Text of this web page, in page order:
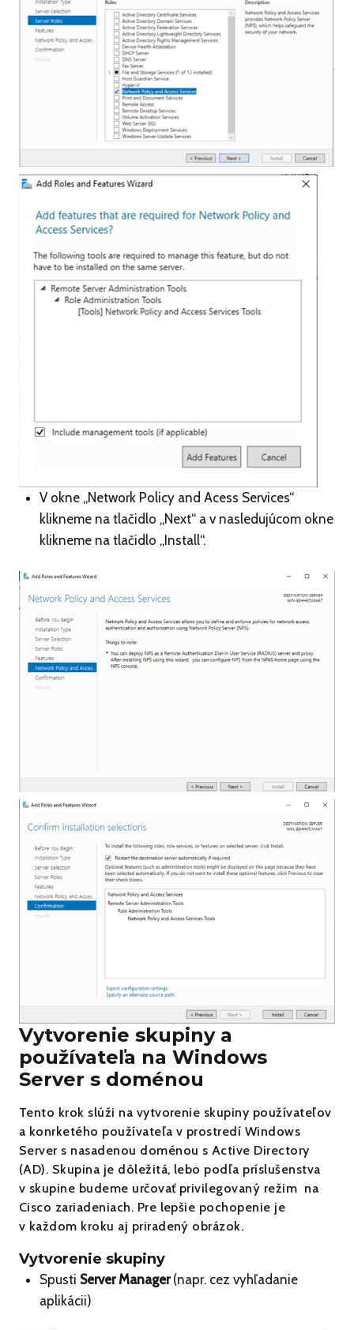
V okne „Network Policy and Acess Services“
klikneme na tlačidlo „Next“ a v nasledujúcom okne
klikneme na tlačidlo „Install“.
Vytvorenie skupiny a
používateľa na Windows
Server s doménou
Tento krok slúži na vytvorenie skupiny používateľov
a konrketého používateľa v prostredí Windows
Server s nasadenou doménou s Active Directory
(AD). Skupina je dôležitá, lebo podľa príslušenstva
v skupine budeme určovať privilegovaný režim na
Cisco zariadeniach. Pre lepšie pochopenie je
v každom kroku aj priradený obrázok.
Vytvorenie skupiny
Spusti Server Manager(napr. cez vyhľadanie
aplikácii)